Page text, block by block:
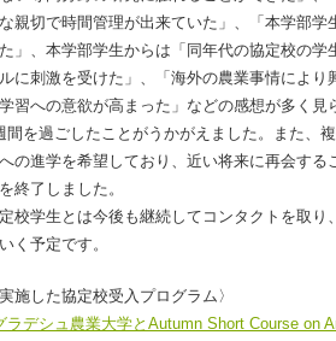
親切で時間管理が出来ていた」、「本学部学
」、本学部学生からは「同年代の協定校の学
に刺激を受けた」、「海外の農業事情により
習への意欲が高まった」などの感想が多く見
間を過ごしたことがうかがえました。また、
の進学を希望しており、近い将来に再会する
終了しました。
校学生とは今後も継続してコンタクトを取り
く予定です。
施した協定校受入プログラム〉
デシュ農業大学とAutumn Short Course on